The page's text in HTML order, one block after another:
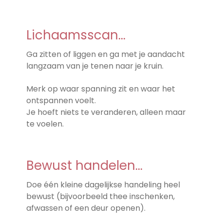
Lichaamsscan…
Ga zitten of liggen en ga met je aandacht
langzaam van je tenen naar je kruin.
Merk op waar spanning zit en waar het
ontspannen voelt.
Je hoeft niets te veranderen, alleen maar
te voelen.
Bewust handelen…
Doe één kleine dagelijkse handeling heel
bewust (bijvoorbeeld thee inschenken,
afwassen of een deur openen).